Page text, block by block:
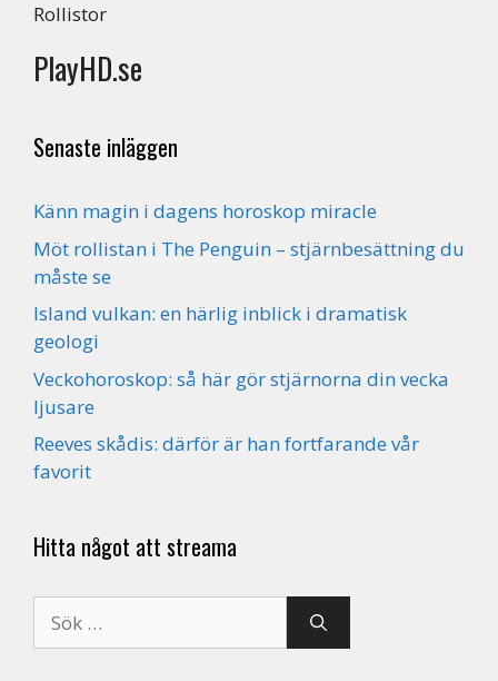
Rollistor
PlayHD.se
Senaste inläggen
Känn magin i dagens horoskop miracle
Möt rollistan i The Penguin – stjärnbesättning du
måste se
Island vulkan: en härlig inblick i dramatisk
geologi
Veckohoroskop: så här gör stjärnorna din vecka
ljusare
Reeves skådis: därför är han fortfarande vår
favorit
Hitta något att streama
efter: